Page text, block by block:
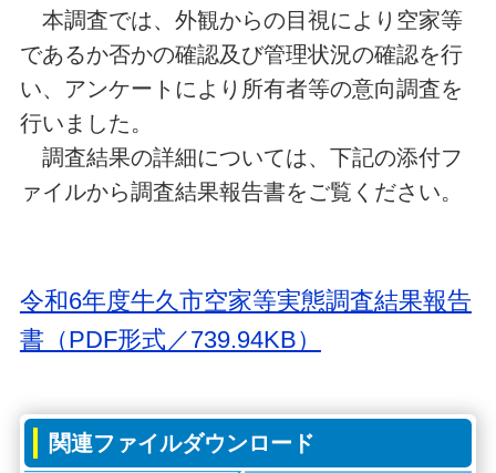
本調査では、外観からの目視により空家等
であるか否かの確認及び管理状況の確認を行
い、アンケートにより所有者等の意向調査を
行いました。
調査結果の詳細については、下記の添付フ
ァイルから調査結果報告書をご覧ください。
令和6年度牛久市空家等実態調査結果報告
書（PDF形式／739.94KB）
関連ファイルダウンロード